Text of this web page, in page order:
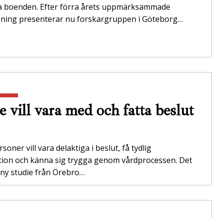
boenden. Efter förra årets uppmärksammade
presenterar nu forskargruppen i Göteborg…
vill vara med och fatta beslut
vill vara delaktiga i beslut, få tydlig
och känna sig trygga genom vårdprocessen. Det
studie från Örebro…